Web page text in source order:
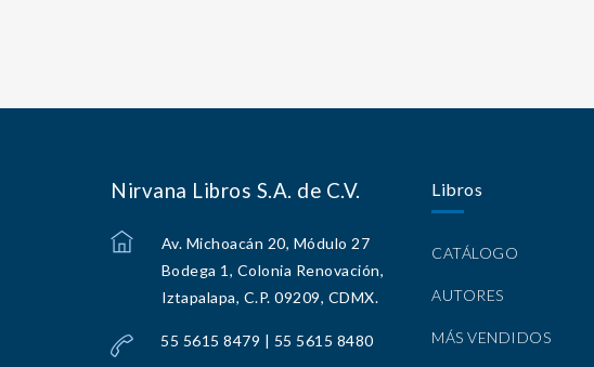
Nirvana Libros S.A. de C.V.
Av. Michoacán 20, Módulo 27
Bodega 1, Colonia Renovación,
Iztapalapa, C.P. 09209, CDMX.
55 5615 8479 | 55 5615 8480
Libros
CATÁLOGO
AUTORES
MÁS VENDIDOS